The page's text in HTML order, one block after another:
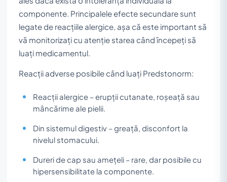
componente. Principalele efecte secundare sunt
legate de reacțiile alergice, așa că este important să
vă monitorizați cu atenție starea când începeți să
luați medicamentul.
Reacții adverse posibile când luați Predstonorm:
Reacții alergice – erupții cutanate, roșeață sau
mâncărime ale pielii.
Din sistemul digestiv – greață, disconfort la
nivelul stomacului.
Dureri de cap sau amețeli – rare, dar posibile cu
hipersensibilitate la componente.